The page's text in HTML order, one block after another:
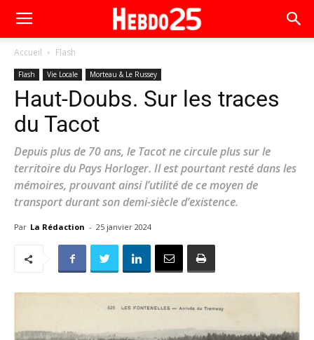
Accueil Flash
Flash Vie Locale Morteau & Le Russey
Haut-Doubs. Sur les traces
du Tacot
Depuis plus de 70 ans, le Tacot ne circule plus sur le
territoire du Pays Horloger. Il est pourtant resté dans les
mémoires, prouvant ainsi l’utilité de ce moyen de
transport durant son demi-siècle d’existence.
Par La Rédaction - 25 janvier 2024